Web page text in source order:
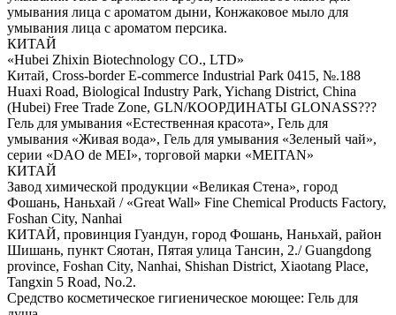
умывания лица с ароматом дыни, Конжаковое мыло для
умывания лица с ароматом персика.
КИТАЙ
«Hubei Zhixin Biotechnology CO., LTD»
Китай, Cross-border E-commerce Industrial Park 0415, №.188
Huaxi Road, Biological Industry Park, Yichang District, China
(Hubei) Free Trade Zone, GLN/КООРДИНАТЫ GLONASS???
Гель для умывания «Естественная красота», Гель для
умывания «Живая вода», Гель для умывания «Зеленый чай»,
серии «DAO de MEI», торговой марки «MEITAN»
КИТАЙ
Завод химической продукции «Великая Стена», город
Фошань, Наньхай / «Great Wall» Fine Chemical Products Factory,
Foshan City, Nanhai
КИТАЙ, провинция Гуандун, город Фошань, Наньхай, район
Шишань, пункт Сяотан, Пятая улица Тансин, 2./ Guangdong
province, Foshan City, Nanhai, Shishan District, Xiaotang Place,
Tangxin 5 Road, No.2.
Средство косметическое гигиеническое моющее: Гель для